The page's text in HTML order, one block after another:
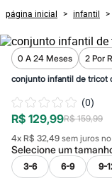
Masculino
Infantil
Calçados
Mindse7
Plus Size
Até 20% off
Até 40% off
Até 60% off
A partir de 60% off
Feminino
Em alta
Inverno
Alfaiataria
Novidades
página inicial > infantil >
0 A 24 Meses 2 Por
conjunto infantil de tricot
(0)
R$ 129,99R$ 159,99
4x R$ 32,49 sem juros no
Selecione um
3-6 6-9 9-